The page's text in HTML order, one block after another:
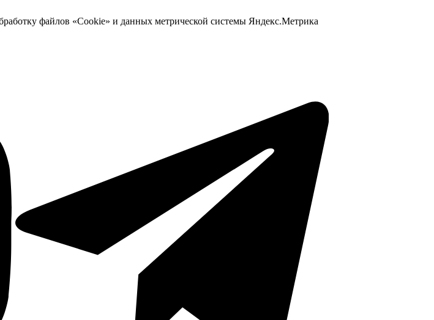
файлов «Cookie» и данных метрической системы Яндекс.Метрика